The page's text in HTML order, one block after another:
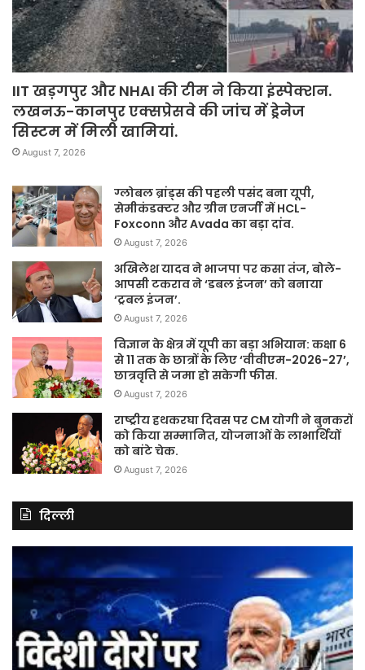
IIT खड़गपुर और NHAI की टीम ने किया इंस्पेक्शन.
लखनऊ-कानपुर एक्सप्रेसवे की जांच में ड्रेनेज
सिस्टम में मिली खामियां.
August 7, 2026
ग्लोबल ब्रांड्स की पहली पसंद बना यूपी,
सेमीकंडक्टर और ग्रीन एनर्जी में HCL-
Foxconn और Avada का बड़ा दांव.
August 7, 2026
अखिलेश यादव ने भाजपा पर कसा तंज, बोले-
आपसी टकराव ने ‘डबल इंजन’ को बनाया
‘ट्रबल इंजन’.
August 7, 2026
विज्ञान के क्षेत्र में यूपी का बड़ा अभियान: कक्षा 6
से 11 तक के छात्रों के लिए ‘वीवीएम-2026-27’,
छात्रवृत्ति से जमा हो सकेगी फीस.
August 7, 2026
राष्ट्रीय हथकरघा दिवस पर CM योगी ने बुनकरों
को किया सम्मानित, योजनाओं के लाभार्थियों
को बांटे चेक.
August 7, 2026
दिल्ली